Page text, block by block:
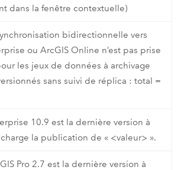
dans la fenêtre contextuelle)
bidirectionnelle vers
ou ArcGIS Online n’est pas prise
les jeux de données à archivage
sans suivi de réplica : total =
10.9 est la dernière version à
la publication de « <valeur> ».
Pro 2.7 est la dernière version à